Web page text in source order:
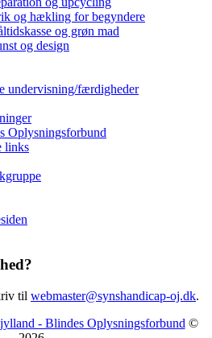
og hækling for begyndere
og grøn mad
og design
undervisning/færdigheder
Oplysningsforbund
links
til webmaster@synshandicap-oj.dk.
- Blindes Oplysningsforbund ©